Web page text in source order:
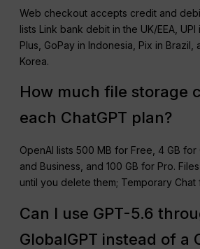
Web checkout accepts credit and
lists Link bank debit in the UK/EEA,
Plus, GoPay in Indonesia, Pix in Brazil,
Korea.
How much file storage
each ChatGPT plan?
OpenAI lists 500 MB for Free, 4 GB for
and Business, and 100 GB for Pro.
until you delete them; Temporary
Can I use GPT-5.6
GlobalGPT instead of a